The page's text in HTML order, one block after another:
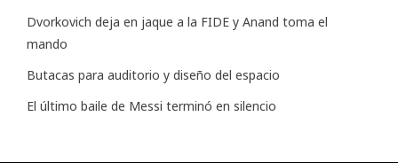
Dvorkovich deja en jaque a la FIDE y Anand toma el
mando
Butacas para auditorio y diseño del espacio
El último baile de Messi terminó en silencio